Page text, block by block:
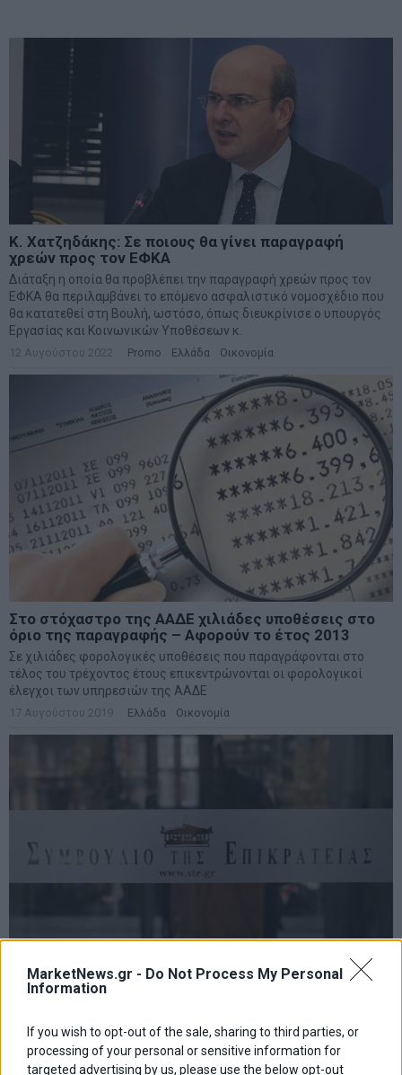
MarketNews.gr - Do Not Process My Personal
Information
If you wish to opt-out of the sale, sharing to third parties, or
processing of your personal or sensitive information for
targeted advertising by us, please use the below opt-out
Κ. Χατζηδάκης: Σε ποιους θα γίνει παραγραφή
χρεών προς τον ΕΦΚΑ
Διάταξη η οποία θα προβλέπει την παραγραφή χρεών προς τον
ΕΦΚΑ θα περιλαμβάνει το επόμενο ασφαλιστικό νομοσχέδιο που
θα κατατεθεί στη Βουλή, ωστόσο, όπως διευκρίνισε ο υπουργός
Εργασίας και Κοινωνικών Υποθέσεων κ.
12 Αυγούστου 2022 Promo Ελλάδα Οικονομία
Στο στόχαστρο της ΑΑΔΕ χιλιάδες υποθέσεις στο
όριο της παραγραφής – Αφορούν το έτος 2013
Σε χιλιάδες φορολογικές υποθέσεις που παραγράφονται στο
τέλος του τρέχοντος έτους επικεντρώνονται οι φορολογικοί
έλεγχοι των υπηρεσιών της ΑΑΔΕ
17 Αυγούστου 2019 Ελλάδα Οικονομία
Παραγραφής συνέχεια – Απόφαση 2934 του ΣτΕ
Η ψήφιση για το μοίρασμα του πλεονάσματος παρατάθηκε για την
17 Νοεμβρίου 2017 Tax Professionals